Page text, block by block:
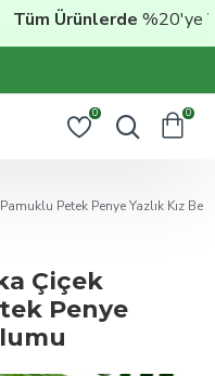
Tüm Ürünlerde%20'ye
0 0
Petek Penye Yazlık Kız Be
Çiçek
Penye